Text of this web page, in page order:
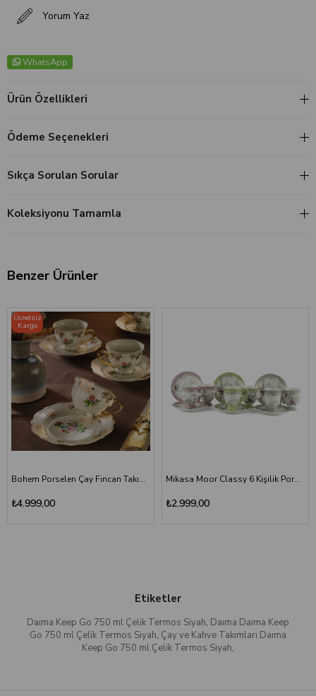
Yorum Yaz
WhatsApp
Ürün Özellikleri
Ödeme Seçenekleri
Sıkça Sorulan Sorular
Koleksiyonu Tamamla
Benzer Ürünler
Bohem Porselen Çay Fincan Takımı 6 Kişilik Gül Desenli
₺4.999,00
Ücretsiz
Kargo
Mikasa Moor Classy 6 Kişilik Porselen Türk Kahvesi Fincan Takımı
₺2.999,00
Etiketler
Daıma Keep Go 750 ml Çelik Termos Siyah, Daıma Daıma Keep
Go 750 ml Çelik Termos Siyah, Çay ve Kahve Takımları Daıma
Keep Go 750 ml Çelik Termos Siyah,